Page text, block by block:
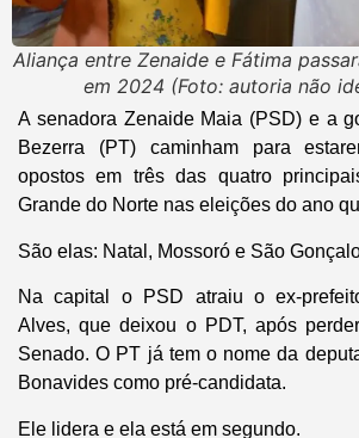
Aliança entre Zenaide e Fátima
em 2024 (Foto: autoria não
A senadora Zenaide Maia (PSD) e a
Bezerra (PT) caminham para
opostos em três das quatro
Grande do Norte nas eleições do ano
São elas: Natal, Mossoró e São
Na capital o PSD atraiu o ex-
Alves, que deixou o PDT, após
Senado. O PT já tem o nome da
Bonavides como pré-candidata.
Ele lidera e ela está em segundo.